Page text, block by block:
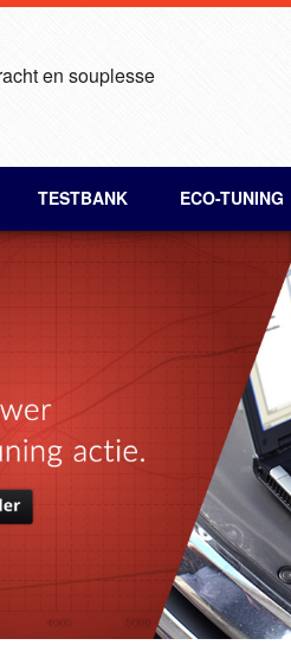
en souplesse
TESTBANK ECO-TUNING